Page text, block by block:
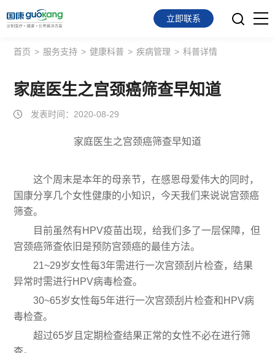
首页
面向会员
面向企业
关于我们
立即联系
首页 > 服务支持 > 健康科普 > 疾病管理 > 科普详情
家庭医生之宫颈癌筛查早知道
发表时间：2020-08-29
家庭医生之宫颈癌筛查早知道
这个周末是本年的母亲节，在感恩母爱伟大的同时，
国康分享几个女性健康的小知识，今天我们来说说宫颈癌
筛查。
目前虽然有HPV疫苗出现，给我们多了一层保障，但
宫颈癌筛查依旧是预防宫颈癌的最佳方法。
21~29岁女性每3年需进行一次宫颈刮片检查，结果
异常时需进行HPV病毒检查。
30~65岁女性每5年进行一次宫颈刮片检查和HPV病
毒检查。
超过65岁且定期检查结果正常的女性不必在进行筛